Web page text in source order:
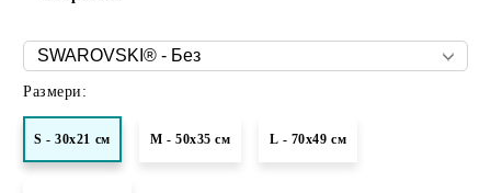
Размери:
S - 30x21 см M - 50х35 см L - 70х49 см